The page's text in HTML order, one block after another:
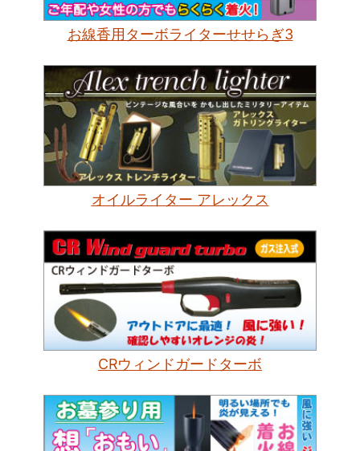
お線香用ターボライターせせらぎ3
オイルライター アレックス
CRウィンドガードターボ